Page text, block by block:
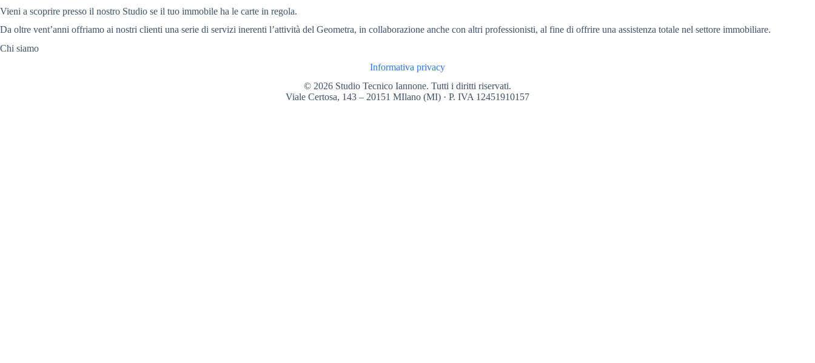
Vieni a scoprire presso il nostro Studio se il tuo immobile ha le carte in regola.
Da oltre vent’anni offriamo ai nostri clienti una serie di servizi inerenti l’attività del Geometra, in collaborazione anche con altri professionisti, al fine di offrire una assistenza totale nel settore immobiliare.
Chi siamo
Informativa privacy
© 2026 Studio Tecnico Iannone. Tutti i diritti riservati.
Viale Certosa, 143 – 20151 MIlano (MI) · P. IVA 12451910157